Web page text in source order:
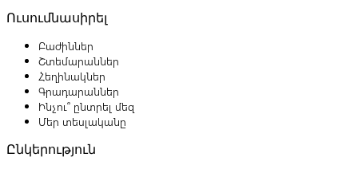
Ուսումնասիրել
Բաժիններ
Շտեմարաններ
Հեղինակներ
Գրադարաններ
Ինչու՞ ընտրել մեզ
Մեր տեսլականը
Ընկերություն